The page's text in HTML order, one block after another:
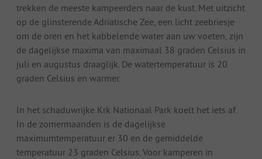
trekken de meeste kampeerders naar de kust. Met uitzicht
op de glinsterende Adriatische Zee, een licht zeebriesje
om de oren en het kabbelende water aan uw voeten, zijn
de dagelijkse maxima van maximaal 38 graden Celsius in
juli en augustus draaglijk. De watertemperatuur is 20
graden Celsius en warmer.
In het schaduwrijke Krk Nationaal Park koelt het iets af.
In de zomermaanden is de dagelijkse
maximumtemperatuur er 30 en de gemiddelde
temperatuur 23 graden Celsius. Voor kamperen in